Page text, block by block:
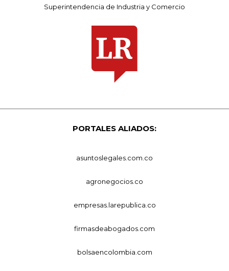
Superintendencia de Industria y Comercio
PORTALES ALIADOS:
asuntoslegales.com.co
agronegocios.co
empresas.larepublica.co
firmasdeabogados.com
bolsaencolombia.com